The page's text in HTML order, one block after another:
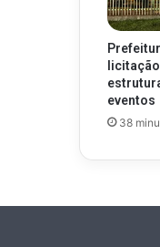
eventos
38